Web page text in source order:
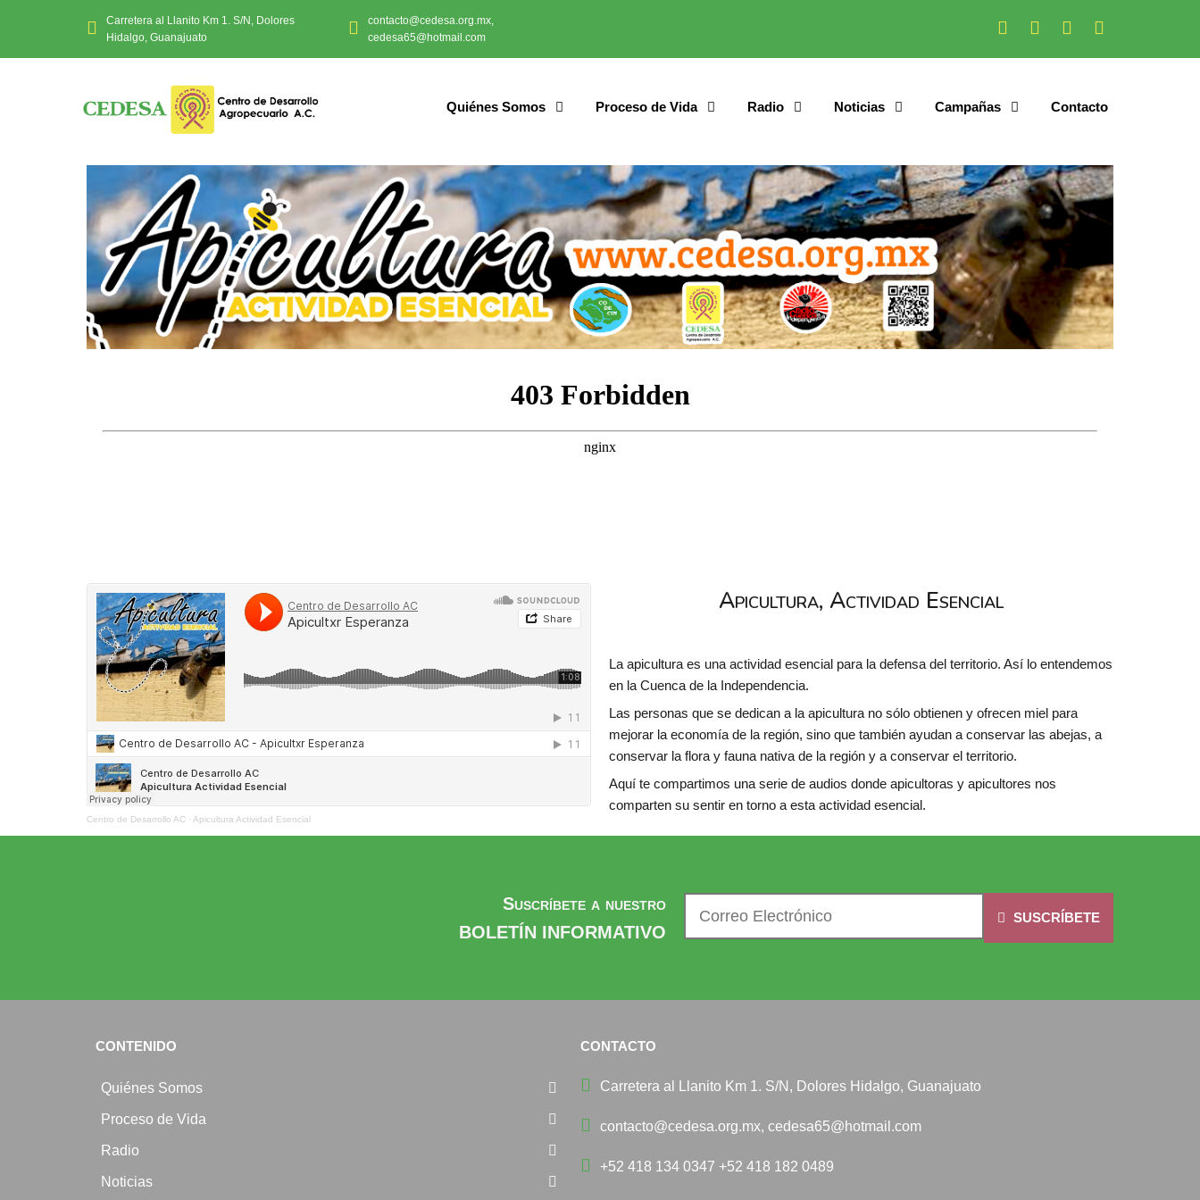
Carretera al Llanito Km 1. S/N, Dolores
Hidalgo, Guanajuato
contacto@cedesa.org.mx,
cedesa65@hotmail.com
Quiénes Somos Proceso de Vida Radio Noticias Campañas Contacto
Centro de Desarrollo AC · Apicultura Actividad Esencial
Apicultura, Actividad Esencial
La apicultura es una actividad esencial para la defensa del territorio. Así lo entendemos
en la Cuenca de la Independencia.
Las personas que se dedican a la apicultura no sólo obtienen y ofrecen miel para
mejorar la economía de la región, sino que también ayudan a conservar las abejas, a
conservar la flora y fauna nativa de la región y a conservar el territorio.
Aquí te compartimos una serie de audios donde apicultoras y apicultores nos
comparten su sentir en torno a esta actividad esencial.
Suscríbete a nuestro
BOLETÍN INFORMATIVO
SUSCRÍBETE
CONTENIDO
Quiénes Somos
Proceso de Vida
Radio
Noticias
CONTACTO
Carretera al Llanito Km 1. S/N, Dolores Hidalgo, Guanajuato
contacto@cedesa.org.mx, cedesa65@hotmail.com
+52 418 134 0347 +52 418 182 0489